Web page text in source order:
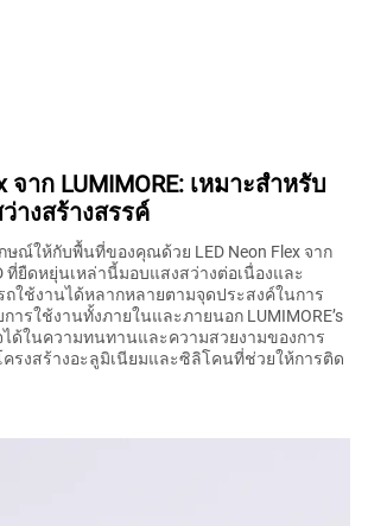
จาก LUMIMORE: เหมาะสำหรับ
างสร้างสรรค์
ษณ์ให้กับพื้นที่ของคุณด้วย LED Neon Flex จาก
ที่ยืดหยุ่นเหล่านี้มอบแสงสว่างต่อเนื่องและ
ถใช้งานได้หลากหลายตามจุดประสงค์ในการ
ารใช้งานทั้งภายในและภายนอก LUMIMORE’s
ได้ในความทนทานและความสวยงามของการ
ครงสร้างอะลูมิเนียมและซิลิโคนที่ช่วยให้การติด